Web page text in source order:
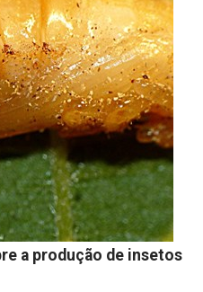
a produção de insetos